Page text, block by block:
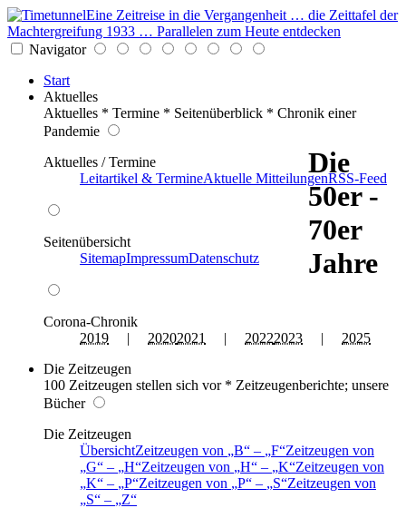
Eine Zeitreise in die Vergangenheit … die Zeittafel der
Machtergreifung 1933 … Parallelen zum Heute entdecken
Navigator
Start
Aktuelles
Aktuelles * Termine * Seitenüberblick * Chronik einer
Pandemie
Aktuelles / Termine
Leitartikel & TermineAktuelle MitteilungenRSS-Feed
Seitenübersicht
SitemapImpressumDatenschutz
Corona-Chronik
2019 | 20202021 | 20222023 | 2025
Die Zeitzeugen
100 Zeitzeugen stellen sich vor * Zeitzeugenberichte; unsere
Bücher
Die Zeitzeugen
ÜbersichtZeitzeugen von B – F Zeitzeugen von
G
– H Zeitzeugen von H – K Zeitzeugen von
K
– P Zeitzeugen von P – S Zeitzeugen von
S
–
Z
Die
50er -
70er
Jahre